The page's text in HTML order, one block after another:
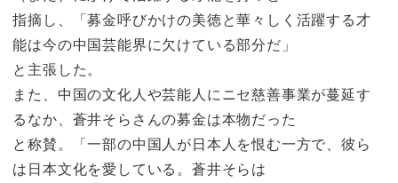
指摘し、「募金呼びかけの美徳と華々しく活躍する才
能は今の中国芸能界に欠けている部分だ」
と主張した。
また、中国の文化人や芸能人にニセ慈善事業が蔓延す
るなか、蒼井そらさんの募金は本物だった
と称賛。「一部の中国人が日本人を恨む一方で、彼ら
は日本文化を愛している。蒼井そらは